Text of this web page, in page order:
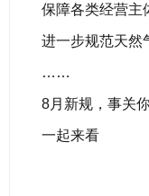
保障各类经营主
进一步规范天然
……
8月新规，事关
一起来看